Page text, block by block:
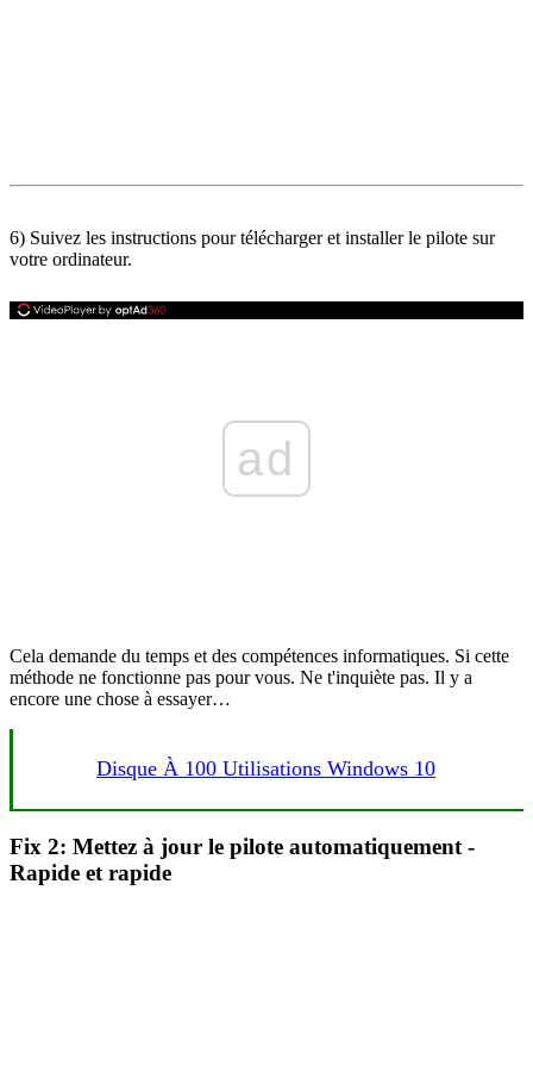
6) Suivez les instructions pour télécharger et installer le pilote sur
votre ordinateur.
ad
Cela demande du temps et des compétences informatiques. Si cette
méthode ne fonctionne pas pour vous. Ne t'inquiète pas. Il y a
encore une chose à essayer…
Disque À 100 Utilisations Windows 10
Fix 2: Mettez à jour le pilote automatiquement -
Rapide et rapide